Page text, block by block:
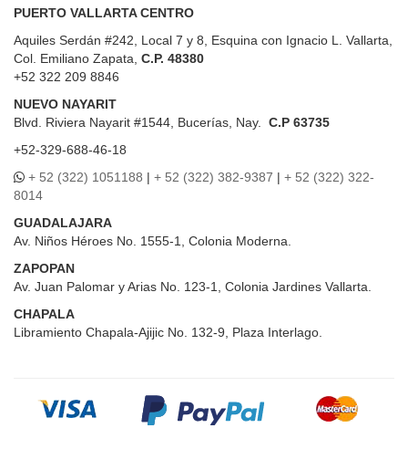
PUERTO VALLARTA CENTRO
Aquiles Serdán #242, Local 7 y 8, Esquina con Ignacio L. Vallarta,
Col. Emiliano Zapata, C.P. 48380
+52 322 209 8846
NUEVO NAYARIT
Blvd. Riviera Nayarit #1544, Bucerías, Nay. C.P 63735
+52-329-688-46-18
+ 52 (322) 1051188 | + 52 (322) 382-9387 | + 52 (322) 322-
8014
GUADALAJARA
Av. Niños Héroes No. 1555-1, Colonia Moderna.
ZAPOPAN
Av. Juan Palomar y Arias No. 123-1, Colonia Jardines Vallarta.
CHAPALA
Libramiento Chapala-Ajijic No. 132-9, Plaza Interlago.